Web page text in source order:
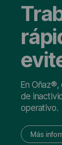
En
de
operativo.
Más